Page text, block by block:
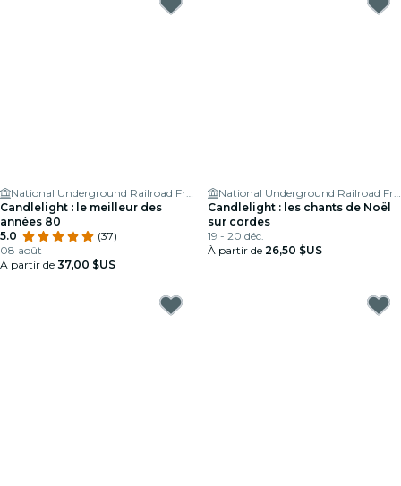
National Underground Railroad Freedom Center
Candlelight : le meilleur des
années 80
5.0
(37)
08 août
À partir de 37,00 $US
National Underground Railroad Freedom Center
Candlelight : les chants de Noël
sur cordes
19 - 20 déc.
À partir de 26,50 $US